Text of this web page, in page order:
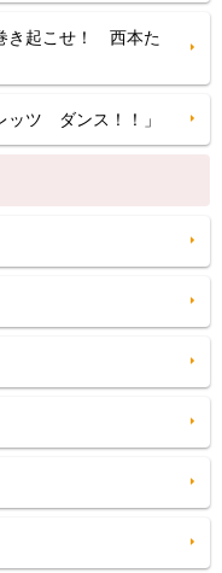
き起こせ！ 西本た
ッツ ダンス！！」